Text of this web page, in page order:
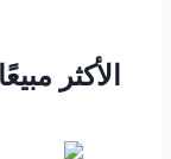
الأكثر مبيعًا